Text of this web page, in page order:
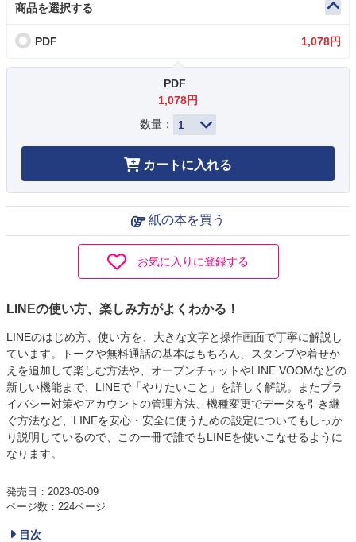
商品を選択する
PDF 1,078円
PDF
1,078円
数量：
カートに入れる
紙の本を買う
お気に入りに登録する
LINEの使い方、楽しみ方がよくわかる！
LINEのはじめ方、使い方を、大きな文字と操作画面で丁寧に解説し
ています。トークや無料通話の基本はもちろん、スタンプや着せか
えを追加して楽しむ方法や、オープンチャットやLINE VOOMなどの
新しい機能まで、LINEで「やりたいこと」を詳しく解説。またプラ
イバシー対策やアカウントの管理方法、機種変更でデータを引き継
ぐ方法など、LINEを安心・安全に使うための設定についてもしっか
り説明しているので、この一冊で誰でもLINEを使いこなせるように
なります。
発売日：2023-03-09
ページ数：224ページ
目次